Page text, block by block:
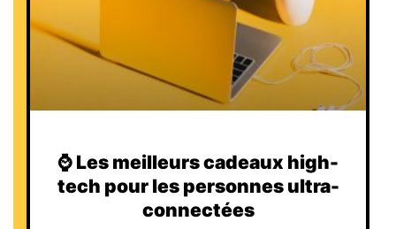
⌚️ Les meilleurs cadeaux high-
tech pour les personnes ultra-
connectées